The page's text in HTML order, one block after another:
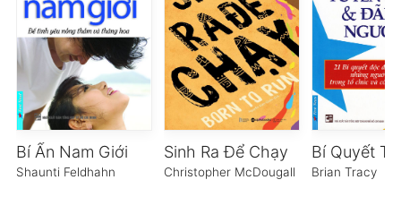
Bí Ẩn Nam Giới
Shaunti Feldhahn
Sinh Ra Để Chạy
Christopher McDougall Brian Tracy